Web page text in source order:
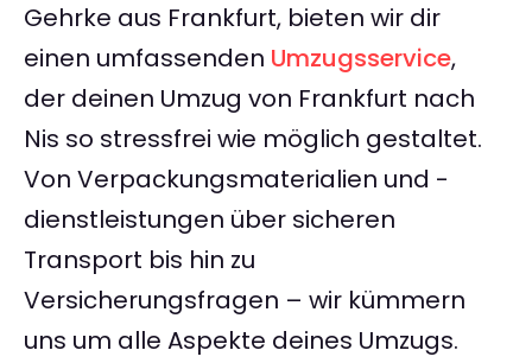
Gehrke aus Frankfurt, bieten wir dir
einen umfassenden Umzugsservice,
der deinen Umzug von Frankfurt nach
Nis so stressfrei wie möglich gestaltet.
Von Verpackungsmaterialien und -
dienstleistungen über sicheren
Transport bis hin zu
Versicherungsfragen – wir kümmern
uns um alle Aspekte deines Umzugs.